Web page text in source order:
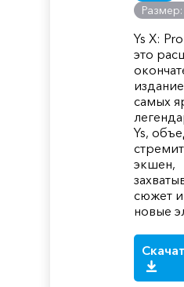
Ys X:
это
самых
Ys,
экшен,
сюжет
новые